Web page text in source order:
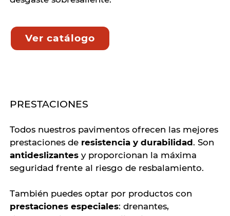
Ver catálogo
PRESTACIONES
Todos nuestros pavimentos ofrecen las mejores
prestaciones deresistencia y durabilidad. Son
antideslizantes y proporcionan la máxima
seguridad frente al riesgo de resbalamiento.
También puedes optar por productos con
prestaciones especiales: drenantes,